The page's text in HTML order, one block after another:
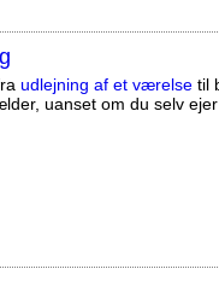
udlejning af et værelse til
uanset om du selv